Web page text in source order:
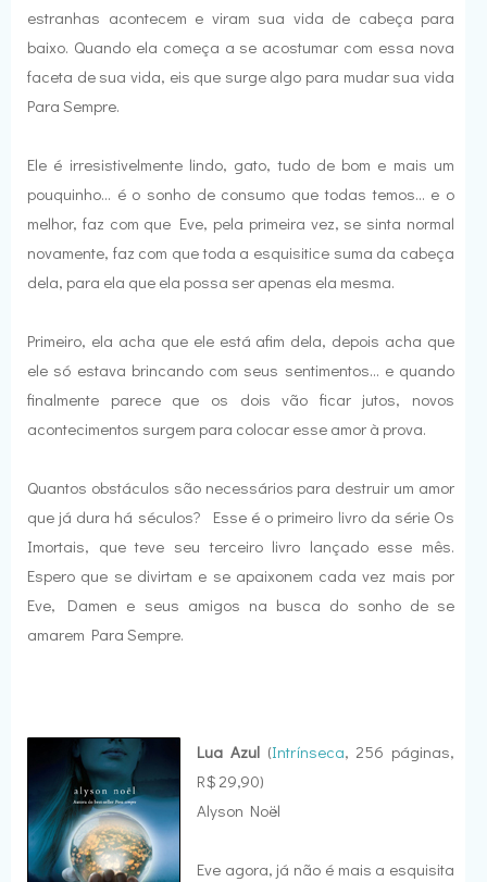
estranhas acontecem e viram sua vida de cabeça para
baixo. Quando ela começa a se acostumar com essa nova
faceta de sua vida, eis que surge algo para mudar sua vida
Para Sempre.
Ele é irresistivelmente lindo, gato, tudo de bom e mais um
pouquinho... é o sonho de consumo que todas temos... e o
melhor, faz com que Eve, pela primeira vez, se sinta normal
novamente, faz com que toda a esquisitice suma da cabeça
dela, para ela que ela possa ser apenas ela mesma.
Primeiro, ela acha que ele está afim dela, depois acha que
ele só estava brincando com seus sentimentos... e quando
finalmente parece que os dois vão ficar jutos, novos
acontecimentos surgem para colocar esse amor à prova.
Quantos obstáculos são necessários para destruir um amor
que já dura há séculos? Esse é o primeiro livro da série Os
Imortais, que teve seu terceiro livro lançado esse mês.
Espero que se divirtam e se apaixonem cada vez mais por
Eve, Damen e seus amigos na busca do sonho de se
amarem Para Sempre.
Lua Azul(Intrínseca, 256 páginas,
R$ 29,90)
Alyson Noël
Eve agora, já não é mais a esquisita